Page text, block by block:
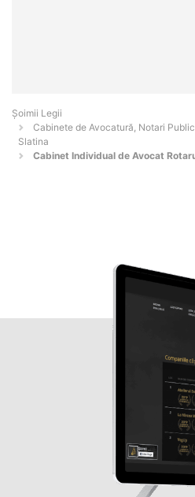
Șoimii Legii
Cabinete de Avocatură, Notari
Slatina
Cabinet Individual de Avocat